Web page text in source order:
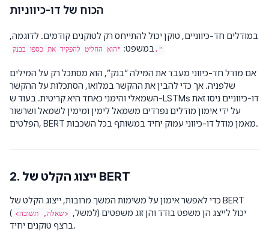
הכוח של דו-כיווניות
במודלים חד-כיווניים, טוקן יכול להתייחס רק לטוקנים קודמים. לדוגמה,
במשפט: "הוא החליט להפקיד את כספו בבנק."
אם מודל חד-כיווני מעבד את המילה “בנק”, הוא מסתכל רק על המילים
שלפניה. אך כדי להבין את ההקשר במלואו, הסתכלות על ההקשר
השמאלי והימני כאחד היא קריטית. בעוד ש-LSTMs דו-כיווניים ניסו זאת
על ידי אימון מודלים נפרדים משמאל לימין ומימין לשמאל ושרשור
הפלטים, BERT מאמן מודל דו-כיווני עמוק יחיד במשותף בכל השכבות.
2. ייצוג הקלט של BERT
כדי לאפשר אימון על משימות המשך מרובות, ייצוג הקלט של BERT
יכול לייצג הן משפט בודד והן זוג משפטים (למשל, <שאלה, תשובה> )
ברצף טוקנים יחיד.